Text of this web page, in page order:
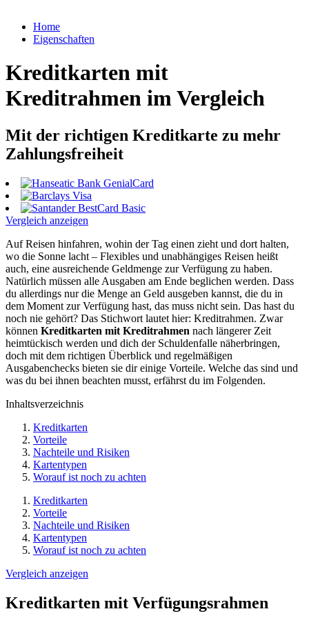
Home
Eigenschaften
Kreditkarten mit
Kreditrahmen im Vergleich
Mit der richtigen Kreditkarte zu mehr
Zahlungsfreiheit
Vergleich anzeigen
Auf Reisen hinfahren, wohin der Tag einen zieht und dort halten,
wo die Sonne lacht – Flexibles und unabhängiges Reisen heißt
auch, eine ausreichende Geldmenge zur Verfügung zu haben.
Natürlich müssen alle Ausgaben am Ende beglichen werden. Dass
du allerdings nur die Menge an Geld ausgeben kannst, die du in
dem Moment zur Verfügung hast, das muss nicht sein. Das hast du
noch nie gehört? Das Stichwort lautet hier: Kreditrahmen. Zwar
können Kreditkarten mit Kreditrahmen nach längerer Zeit
heimtückisch werden und dich der Schuldenfalle näherbringen,
doch mit dem richtigen Überblick und regelmäßigen
Ausgabenchecks bieten sie dir einige Vorteile. Welche das sind und
was du bei ihnen beachten musst, erfährst du im Folgenden.
Inhaltsverzeichnis
Kreditkarten
Vorteile
Nachteile und Risiken
Kartentypen
Worauf ist noch zu achten
Kreditkarten
Vorteile
Nachteile und Risiken
Kartentypen
Worauf ist noch zu achten
Vergleich anzeigen
Kreditkarten mit Verfügungsrahmen